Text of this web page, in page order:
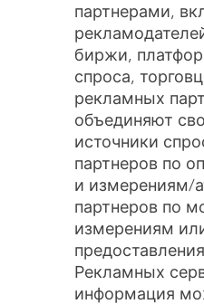
партнерами,
биржи,
спроса,
рекламных
объединяют
источники
партнеров по
и измерениям/
партнеров по
измерениям
Рекламных
информация